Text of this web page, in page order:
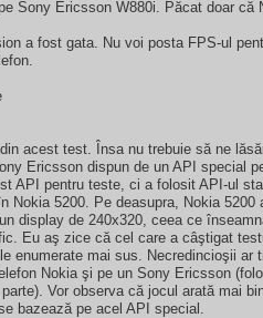
Sony Ericsson W880i. Păcat doar că
a fost gata. Nu voi posta FPS-ul
acest test. Însa nu trebuie să ne
Ericsson dispun de un API special
API pentru teste, ci a folosit API-ul
Nokia 5200. Pe deasupra, Nokia 5200
display de 240x320, ceea ce
Eu aş zice că cel care a câştigat
enumerate mai sus. Necredincioşii ar
Nokia şi pe un Sony Ericsson
Vor observa că jocul arată mai
bazează pe acel API special.